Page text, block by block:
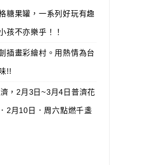
糖果罐，一系列好玩有趣
孩不亦樂乎！！
插畫彩繪村。用熱情為台
!!
，2月3日~3月4日普濟花
2月10日．周六點燃千盞